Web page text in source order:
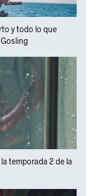
y todo lo que
temporada 2 de la